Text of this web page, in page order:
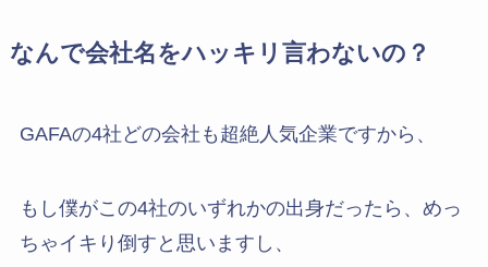
なんで会社名をハッキリ言わないの？
GAFAの4社どの会社も超絶人気企業ですから、
もし僕がこの4社のいずれかの出身だったら、めっ
ちゃイキり倒すと思いますし、